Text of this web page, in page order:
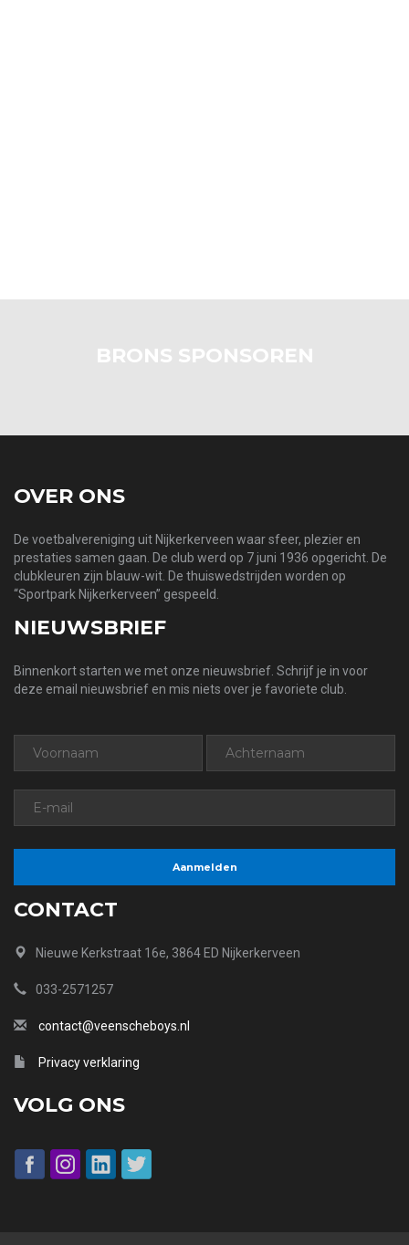
BRONS SPONSOREN
OVER ONS
De voetbalvereniging uit Nijkerkerveen waar sfeer, plezier en
prestaties samen gaan. De club werd op 7 juni 1936 opgericht. De
clubkleuren zijn blauw-wit. De thuiswedstrijden worden op
“Sportpark Nijkerkerveen” gespeeld.
NIEUWSBRIEF
Binnenkort starten we met onze nieuwsbrief. Schrijf je in voor
deze email nieuwsbrief en mis niets over je favoriete club.
CONTACT
Nieuwe Kerkstraat 16e, 3864 ED Nijkerkerveen
033-2571257
contact@veenscheboys.nl
Privacy verklaring
VOLG ONS